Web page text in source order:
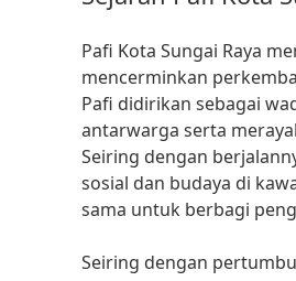
Pafi Kota Sungai Raya
mencerminkan
Pafi didirikan sebagai
antarwarga serta
Seiring dengan
sosial dan budaya di
sama untuk berbagi
Seiring dengan